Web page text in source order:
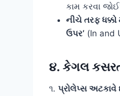
કામ કરવા
નીચે તરફ ધક્કો
ઉપર’ (In and
૪. કેગલ
૧. પ્રોલેપ્સ અટકાવે